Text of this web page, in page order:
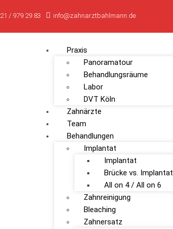
/ 979 29 83 info@zahnarztbahlmann.de
Praxis
Panoramatour
Behandlungsräume
Labor
DVT Köln
Zahnärzte
Team
Behandlungen
Implantat
Implantat
Brücke vs. Implantat
All on 4 / All on 6
Zahnreinigung
Bleaching
Zahnersatz